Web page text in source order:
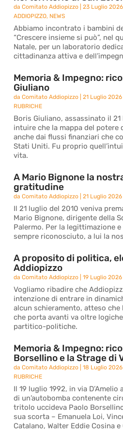
daComitato Addiopizzo |23 Luglio 2026
ADDIOPIZZO, NEWS
Abbiamo incontrato i bambini
“Crescere insieme si può”, nel
Natale, per un laboratorio
cittadinanza attiva e
Memoria & Impegno:
Giuliano
daComitato Addiopizzo |21 Luglio 2026
RUBRICHE
Boris Giuliano, assassinato il
intuire che la mappa del potere
anche dai flussi finanziari che
Stati Uniti. Fu proprio
vita.
A Mario Bignone la
gratitudine
daComitato Addiopizzo |21 Luglio 2026
Il 21 luglio del 2010 veniva
Mario Bignone, dirigente della
Palermo. Per la legittimazione
sempre riconosciuto, a lui la
A proposito di politica,
Addiopizzo
daComitato Addiopizzo |19 Luglio 2026
Vogliamo ribadire che
intenzione di entrare in
alcun schieramento, atteso che
che porta avanti va oltre
partitico-politiche.
Memoria & Impegno:
Borsellino e la Strage di
daComitato Addiopizzo |18 Luglio 2026
RUBRICHE
Il 19 luglio 1992, in via D’Amelio
di un’autobomba contenente
tritolo uccideva Paolo
sua scorta – Emanuela Loi,
Catalano, Walter Eddie Cosina